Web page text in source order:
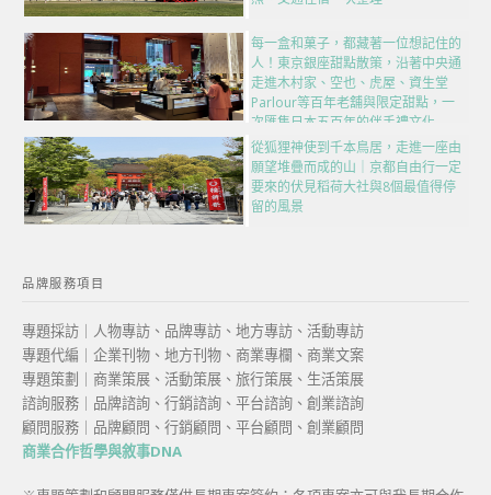
每一盒和菓子，都藏著一位想記住的
人！東京銀座甜點散策，沿著中央通
走進木村家、空也、虎屋、資生堂
Parlour等百年老舖與限定甜點，一
次匯集日本五百年的伴手禮文化
從狐狸神使到千本鳥居，走進一座由
願望堆疊而成的山｜京都自由行一定
要來的伏見稻荷大社與8個最值得停
留的風景
品牌服務項目
專題採訪｜人物專訪、品牌專訪、地方專訪、活動專訪
專題代編｜企業刊物、地方刊物、商業專欄、商業文案
專題策劃｜商業策展、活動策展、旅行策展、生活策展
諮詢服務｜品牌諮詢、行銷諮詢、平台諮詢、創業諮詢
顧問服務｜品牌顧問、行銷顧問、平台顧問、創業顧問
商業合作哲學與敘事DNA